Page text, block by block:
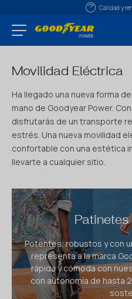
Calidad y
Movilidad Eléctrica
Ha llegado una nueva forma
mano de Goodyear Power.
disfrutarás de un transporte
estrés. Una nueva movilidad
confortable con una estética
llevarte a cualquier sitio.
Potentes, robustos y con
representa a la marca
rápida y cómoda con
con autonomía de hasta